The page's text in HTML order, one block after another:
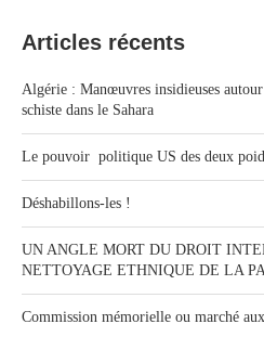
Articles récents
Algérie : Manœuvres insidieuses
schiste dans le Sahara
Le pouvoir politique US des deux
Déshabillons-les !
UN ANGLE MORT DU DROIT
NETTOYAGE ETHNIQUE DE LA
Commission mémorielle ou marché